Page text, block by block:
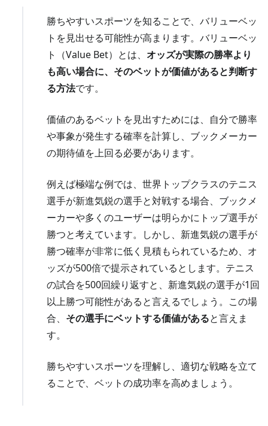
勝ちやすいスポーツを知ることで、バリューベッ
トを見出せる可能性が高まります。バリューベッ
ト（Value Bet）とは、 オッズが実際の勝率より
も高い場合に、そのベットが価値があると判断す
る方法です。
価値のあるベットを見出すためには、自分で勝率
や事象が発生する確率を計算し、ブックメーカー
の期待値を上回る必要があります。
例えば極端な例では、世界トップクラスのテニス
選手が新進気鋭の選手と対戦する場合、ブックメ
ーカーや多くのユーザーは明らかにトップ選手が
勝つと考えています。しかし、新進気鋭の選手が
勝つ確率が非常に低く見積もられているため、オ
ッズが500倍で提示されているとします。テニス
の試合を500回繰り返すと、新進気鋭の選手が1回
以上勝つ可能性があると言えるでしょう。この場
合、 その選手にベットする価値があると言えま
す。
勝ちやすいスポーツを理解し、適切な戦略を立て
ることで、ベットの成功率を高めましょう。